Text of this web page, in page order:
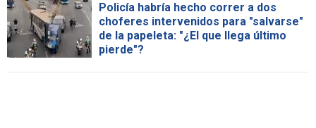
Policía habría hecho correr a dos
choferes intervenidos para "salvarse"
de la papeleta: "¿El que llega último
pierde"?